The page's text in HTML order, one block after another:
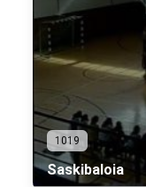
1019
Saskibaloia